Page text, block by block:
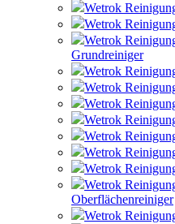
Wetrok
Wetrok
Wetrok
Grundreiniger
Wetrok
Wetrok
Wetrok
Wetrok
Wetrok
Wetrok
Wetrok
Wetrok
Oberflächenreiniger
Wetrok